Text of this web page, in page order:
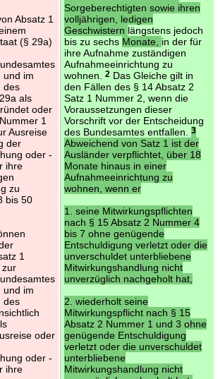
Absatz 1
(§ 29a)
und im
des
als
oder
1
Ausreise
der
oder -
ihre
zu
bis 50
1
zur
und im
des
oder
oder -
ihre
Sorgeberechtigten sowie ihren
volljährigen, ledigen
Geschwistern längstens jedoch
bis zu sechs Monate, in der für
ihre Aufnahme zuständigen
Aufnahmeeinrichtung zu
wohnen.
2Das Gleiche gilt in
den Fällen des § 14 Absatz 2
Satz 1 Nummer 2, wenn die
Voraussetzungen dieser
Vorschrift vor der Entscheidung
des Bundesamtes entfallen.
3
Abweichend von Satz 1 ist der
Ausländer verpflichtet, über 18
Monate hinaus in einer
Aufnahmeeinrichtung zu
wohnen, wenn er
1. seine Mitwirkungspflichten
nach § 15 Absatz 2 Nummer 4
bis 7 ohne genügende
Entschuldigung verletzt oder die
unverschuldet unterbliebene
Mitwirkungshandlung nicht
unverzüglich nachgeholt hat,
2. wiederholt seine
Mitwirkungspflicht nach § 15
Absatz 2 Nummer 1 und 3 ohne
genügende Entschuldigung
verletzt oder die unverschuldet
unterbliebene
Mitwirkungshandlung nicht